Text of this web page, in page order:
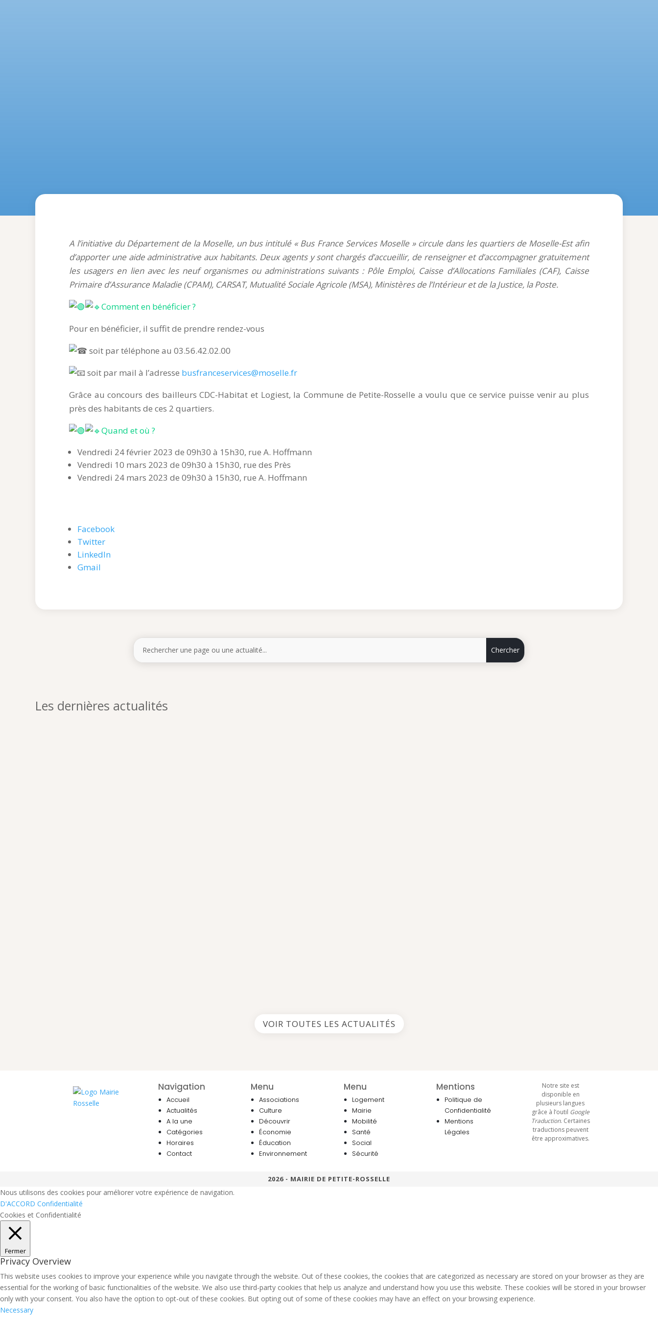
A l’initiative du Département de la Moselle, un bus intitulé « Bus France Services Moselle » circule dans les quartiers de Moselle-Est afin
d’apporter une aide administrative aux habitants. Deux agents y sont chargés d’accueillir, de renseigner et d’accompagner gratuitement
les usagers en lien avec les neuf organismes ou administrations suivants : Pôle Emploi, Caisse d’Allocations Familiales (CAF), Caisse
Primaire d’Assurance Maladie (CPAM), CARSAT, Mutualité Sociale Agricole (MSA), Ministères de l’Intérieur et de la Justice, la Poste.
Comment en bénéficier ?
Pour en bénéficier, il suffit de prendre rendez-vous
soit par téléphone au 03.56.42.02.00
soit par mail à l’adresse busfranceservices@moselle.fr
Grâce au concours des bailleurs CDC-Habitat et Logiest, la Commune de Petite-Rosselle a voulu que ce service puisse venir au plus
près des habitants de ces 2 quartiers.
Quand et où ?
Vendredi 24 février 2023 de 09h30 à 15h30, rue A. Hoffmann
Vendredi 10 mars 2023 de 09h30 à 15h30, rue des Près
Vendredi 24 mars 2023 de 09h30 à 15h30, rue A. Hoffmann
Facebook
Twitter
LinkedIn
Gmail
Les dernières actualités
VOIR TOUTES LES ACTUALITÉS
Navigation
Accueil
Actualités
A la une
Catégories
Horaires
Contact
Menu
Associations
Culture
Découvrir
Économie
Éducation
Environnement
Menu
Logement
Mairie
Mobilité
Santé
Social
Sécurité
Mentions
Politique de
Confidentialité
Mentions
Légales
Notre site est
disponible en
plusieurs langues
grâce à l’outil Google
Traduction. Certaines
traductions peuvent
être approximatives.
2026 - MAIRIE DE PETITE-ROSSELLE
Nous utilisons des cookies pour améliorer votre expérience de navigation.
D'ACCORD Confidentialité
Cookies et Confidentialité
Fermer
Privacy Overview
This website uses cookies to improve your experience while you navigate through the website. Out of these cookies, the cookies that are categorized as necessary are stored on your browser as they are
essential for the working of basic functionalities of the website. We also use third-party cookies that help us analyze and understand how you use this website. These cookies will be stored in your browser
only with your consent. You also have the option to opt-out of these cookies. But opting out of some of these cookies may have an effect on your browsing experience.
Necessary